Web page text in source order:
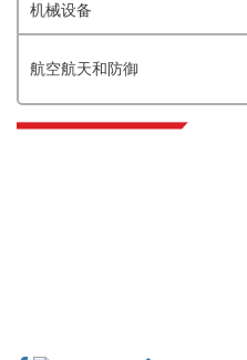
机械设备
航空航天和防御